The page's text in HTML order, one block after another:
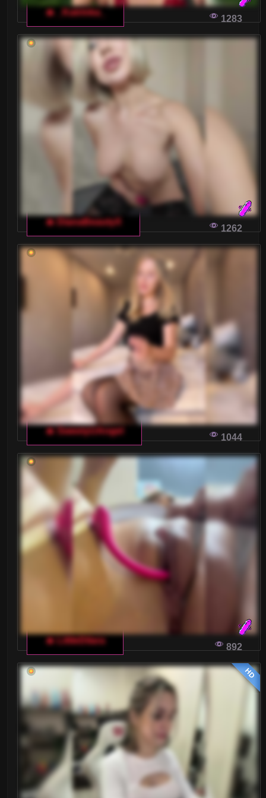
W dobie cyfryzacji coraz więcej osób szuka
miłości online. Ale czy można znaleźć
wartościową relację na włoskim czacie dla
dorosłych? Przekonajmy się razem!
JAK USTAWIĆ KAMERĘ I MIKROFON, BY
CZUĆ SIĘ SWOBODNIE NA WŁOSKIM
Prawidłowe ustawienie kamery i mikrofonu to
podstawa, jeśli chcesz cieszyć się włoskim
czatem dla dorosłych. W naszym artykule
znajdziesz praktyczne porady, które pozwolą ci
na pełne doznania z modelkami online.
NAJLEPSZE WŁOSKIE PLATFORMY DLA
DOROSŁYCH: GDZIE SPOTKAĆ CIEKAWE
W erze cyfrowej znalezienie odpowiedniej
platformy do poznawania kobiet online nie jest
łatwym zadaniem. Z setek dostępnych serwisów,
jak wybrać ten idealny, który zapewni nam
satysfakcjonujące doświadczenia i spotkania z
ciekawymi osobami?
BEZPIECZEŃSTWO NA WŁOSKIM CZACIE
DLA DOROSŁYCH: JAK UNIKNĄĆ
NIECHCIANYCH KONTAKTÓW I
PRZEŚLADOWAŃ
Zanurzając się w świat internetowych rozmów na
włoskim czacie dla dorosłych, użytkownicy
powinni pamiętać o bezpieczeństwie i unikać
sytuacji, które mogą prowadzić do niechcianych
kontaktów i prześladowań.
WIEDZIEĆ?
Wraz z rosnącą popularnością włoskich czatów
dla dorosłych, pojawia się pytanie o ochronę
praw autorskich podczas tworzenia i
udostępniania materiałów wideo. Zrozumienie
tych zasad jest kluczowe zarówno dla twórców,
jak i użytkowników takich platform.
🔥 _Katrinka_
1283
🔥 DianaBeautyX
1262
🔥 SweetyUAngel
1044
🔥 LittleDilara
892
HD